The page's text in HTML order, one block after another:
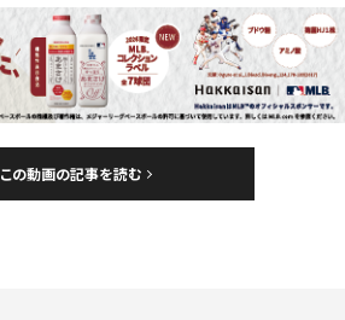
この動画の記事を読む